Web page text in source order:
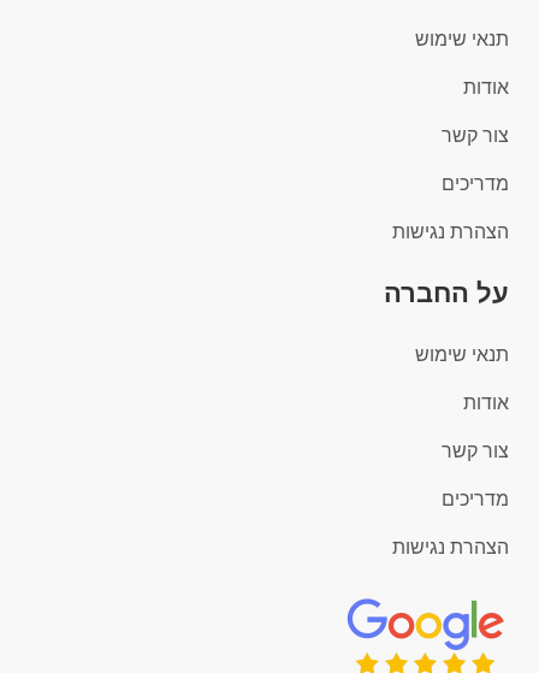
תנאי שימוש
אודות
צור קשר
מדריכים
הצהרת נגישות
על החברה
תנאי שימוש
אודות
צור קשר
מדריכים
הצהרת נגישות